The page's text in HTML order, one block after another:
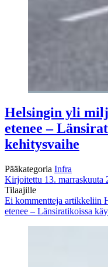
Helsingin yli
etenee –
kehitysvaihe
Pääkategoria Infra
Kirjoitettu 13. marraskuuta
Tilaajille
Ei kommentteja artikkeliin
etenee – Länsiratikoissa